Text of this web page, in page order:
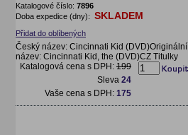
Katalogové číslo: 7896
Doba expedice (dny): SKLADEM
Přidat do oblíbených
Český název: Cincinnati Kid (DVD)Originální
název: Cincinnati Kid, the (DVD)CZ Titulky
Katalogová cena s DPH: 199
Sleva 24
Vaše cena s DPH: 175